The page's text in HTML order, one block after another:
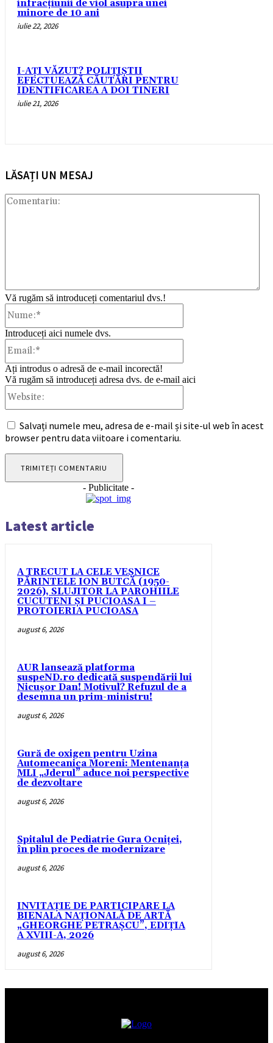
infracțiunii de viol asupra unei
minore de 10 ani
iulie 22, 2026
I-AȚI VĂZUT? POLIȚIȘTII
EFECTUEAZĂ CĂUTĂRI PENTRU
IDENTIFICAREA A DOI TINERI
iulie 21, 2026
LĂSAȚI UN MESAJ
Vă rugăm să introduceți comentariul dvs.!
Introduceți aici numele dvs.
Ați introdus o adresă de e-mail incorectă!
Vă rugăm să introduceți adresa dvs. de e-mail aici
Salvați numele meu, adresa de e-mail și site-ul web în acest
browser pentru data viitoare i comentariu.
- Publicitate -
Latest article
A TRECUT LA CELE VEȘNICE
PĂRINTELE ION BUTCĂ (1950-
2026), SLUJITOR LA PAROHIILE
CUCUTENI ȘI PUCIOASA I –
PROTOIERIA PUCIOASA
august 6, 2026
AUR lansează platforma
suspeND.ro dedicată suspendării lui
Nicușor Dan! Motivul? Refuzul de a
desemna un prim-ministru!
august 6, 2026
Gură de oxigen pentru Uzina
Automecanica Moreni: Mentenanța
MLI „Jderul” aduce noi perspective
de dezvoltare
august 6, 2026
Spitalul de Pediatrie Gura Ocniței,
în plin proces de modernizare
august 6, 2026
INVITAȚIE DE PARTICIPARE LA
BIENALA NAȚIONALĂ DE ARTĂ
„GHEORGHE PETRAȘCU”, EDIŢIA
A XVIII-A, 2026
august 6, 2026